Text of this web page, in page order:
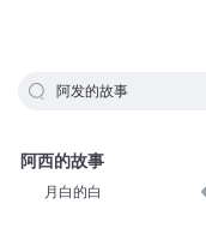
阿发的故事
阿西的故事
月白的白